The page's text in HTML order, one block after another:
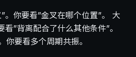
。你要看”金叉在哪个位置”。 大
”背离配合了什么其他条件”。
你要看多个周期共振。